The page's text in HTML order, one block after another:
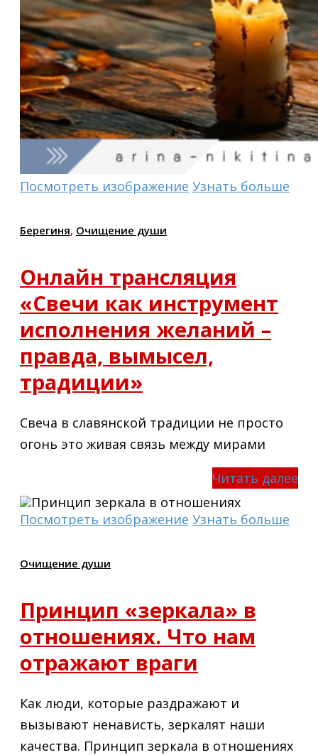
Посмотреть изображение Узнать больше
Берегиня, Очищение души
Онлайн трансляция
«Свечи как инструмент
исполнения желаний –
правда, вымысел,
традиции»
Свеча в славянской традиции не просто
огонь это живая связь между мирами
Читать далее
Посмотреть изображение Узнать больше
Очищение души
Принцип «зеркала» в
отношениях. Что нам
отражают враги
Как люди, которые раздражают и
вызывают ненависть, зеркалят наши
качества. Принцип зеркала в отношениях